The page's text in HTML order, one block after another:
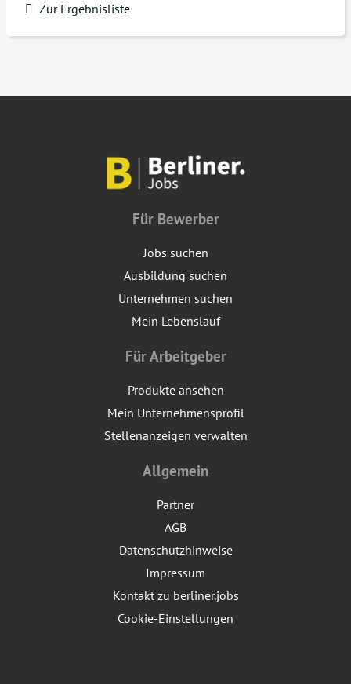
Zur Ergebnisliste
Für Bewerber
Jobs suchen
Ausbildung suchen
Unternehmen suchen
Mein Lebenslauf
Für Arbeitgeber
Produkte ansehen
Mein Unternehmensprofil
Stellenanzeigen verwalten
Allgemein
Partner
AGB
Datenschutzhinweise
Impressum
Kontakt zu berliner.jobs
Cookie-Einstellungen